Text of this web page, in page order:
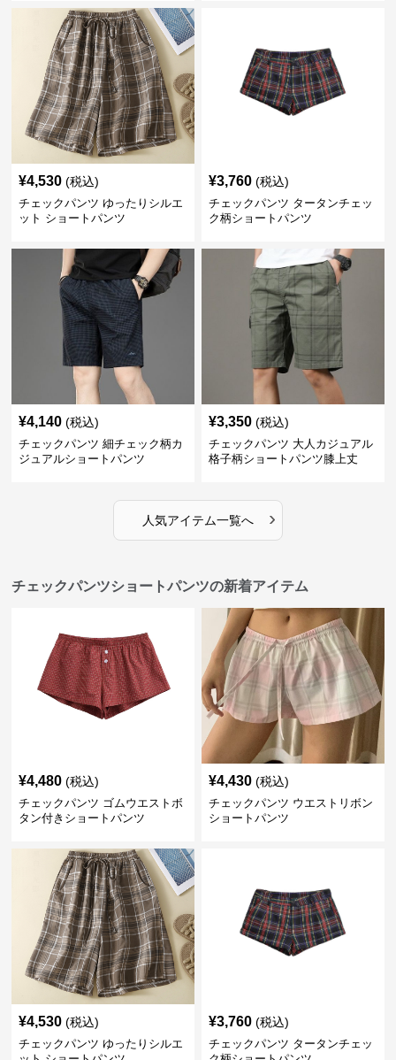
¥4,530 (税込)
チェックパンツ ゆったりシルエ
ット ショートパンツ
¥3,760 (税込)
チェックパンツ タータンチェッ
ク柄ショートパンツ
¥4,140 (税込)
チェックパンツ 細チェック柄カ
ジュアルショートパンツ
¥3,350 (税込)
チェックパンツ 大人カジュアル
格子柄ショートパンツ膝上丈
人気アイテム一覧へ ›
チェックパンツショートパンツの新着アイテム
¥4,480 (税込)
チェックパンツ ゴムウエストボ
タン付きショートパンツ
¥4,430 (税込)
チェックパンツ ウエストリボン
ショートパンツ
¥4,530 (税込)
チェックパンツ ゆったりシルエ
¥3,760 (税込)
チェックパンツ タータンチェッ